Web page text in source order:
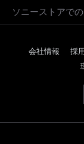
ソニーストアで
会社情報 採